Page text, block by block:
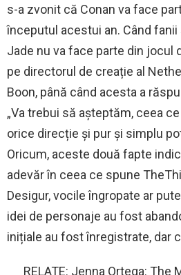
s-a zvonit că Conan va face
începutul acestui an. Când
Jade nu va face parte din jocul
pe directorul de creație al
Boon, până când acesta a
„Va trebui să așteptăm, ceea
orice direcție și pur și simplu
Oricum, aceste două fapte
adevăr în ceea ce spune
Desigur, vocile îngropate ar
idei de personaje au fost
inițiale au fost înregistrate, dar
RELATE: Jenna Ortega: The